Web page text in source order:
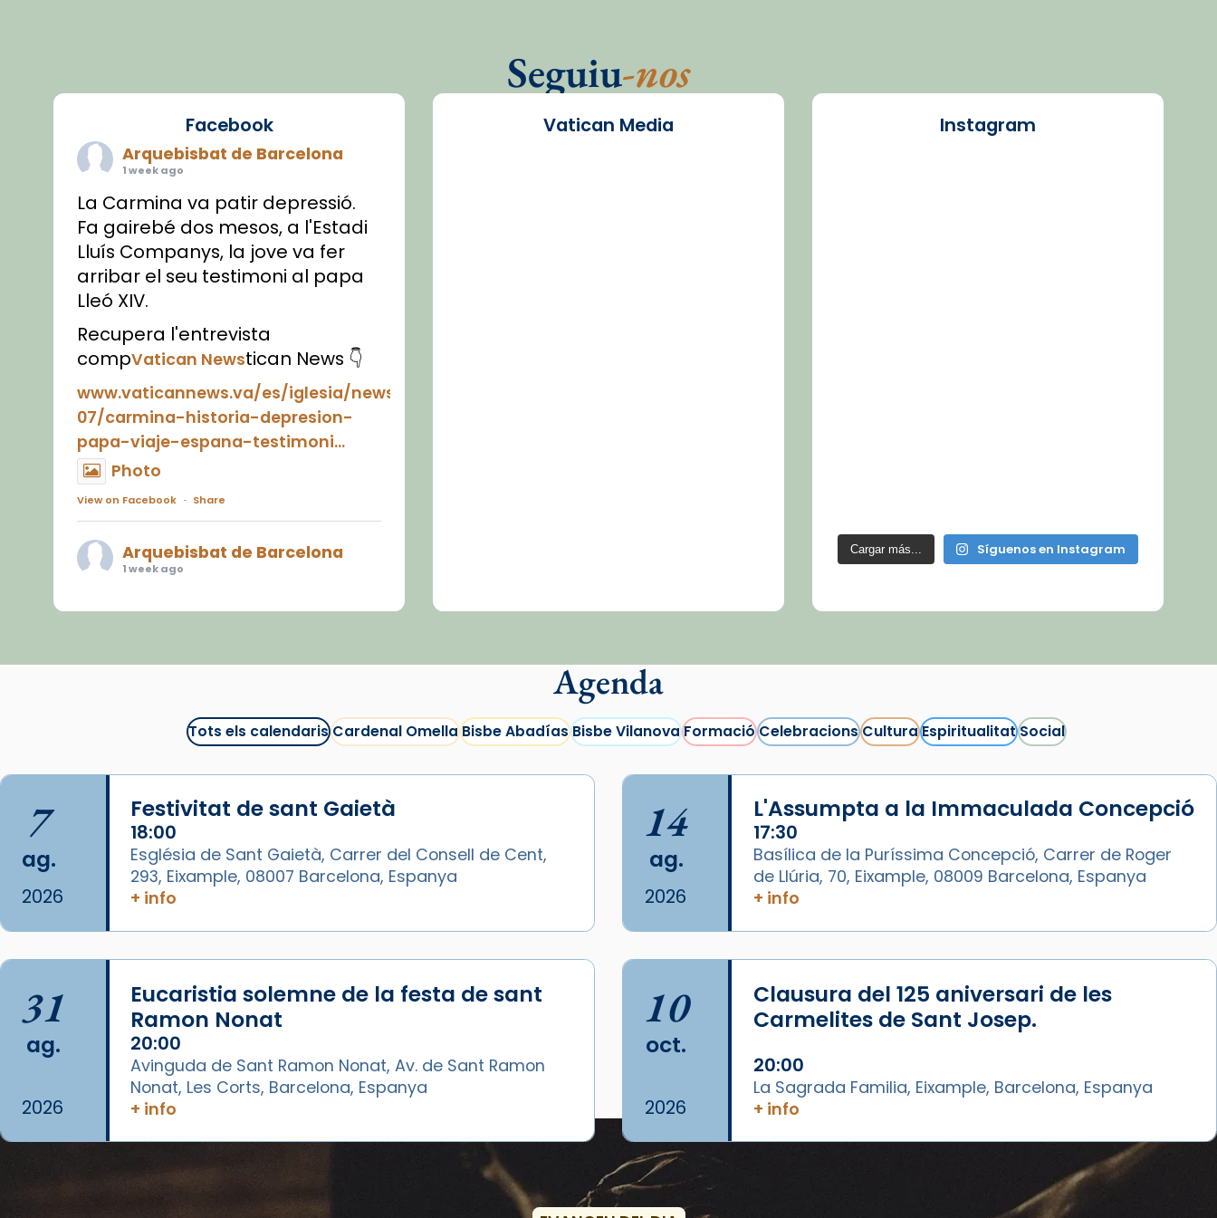
Seguiu-nos
Facebook
Arquebisbat de Barcelona
1 week ago
La Carmina va patir depressió.
Fa gairebé dos mesos, a l'Estadi
Lluís Companys, la jove va fer
arribar el seu testimoni al papa
Lleó XIV.
Recupera l'entrevista
compVatican Newstican News 👇
www.vaticannews.va/es/iglesia/news/2026-
07/carmina-historia-depresion-
papa-viaje-espana-testimoni...
Photo
View on Facebook · Share
Arquebisbat de Barcelona
1 week ago
juliol la missa de Les Santes de
📸 J. Merino
Photo
View on Facebook · Share
Arquebisbat de Barcelonais at
Aquest dilluns, 27 de juliol, ha
tingut lloc la missa d’acció de
gràcies en agraïment al comitè
organitzador de la visita
apostòlica del Sant Pare Lleó XIV
a Barcelona, i als col·laboradors,
a la Catedral de Barcelona.
L’arquebisbe de Barcelona, el
cardenal Joan Josep Omella, ha
Vatican Media Instagram
Cargar más... Síguenos en Instagram
Agenda
Tots els calendarisCardenal OmellaBisbe AbadíasBisbe VilanovaFormacióCelebracionsCulturaEspiritualitatSocial
7
ag.
2026
Festivitat de sant Gaietà
18:00
Església de Sant Gaietà, Carrer del Consell de Cent,
293, Eixample, 08007 Barcelona, Espanya
+ info
14
ag.
2026
L'Assumpta a la Immaculada Concepció
17:30
Basílica de la Puríssima Concepció, Carrer de Roger
de Llúria, 70, Eixample, 08009 Barcelona, Espanya
+ info
31
ag.
2026
Eucaristia solemne de la festa de sant
Ramon Nonat
20:00
Avinguda de Sant Ramon Nonat, Av. de Sant Ramon
Nonat, Les Corts, Barcelona, Espanya
+ info
10
oct.
2026
Clausura del 125 aniversari de les
Carmelites de Sant Josep.
20:00
La Sagrada Familia, Eixample, Barcelona, Espanya
+ info
Esdeveniments